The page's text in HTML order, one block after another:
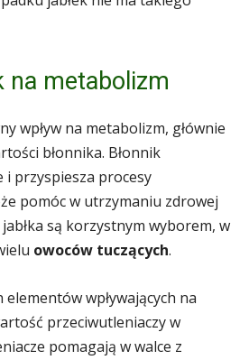
na metabolizm
wpływ na metabolizm, głównie
błonnika. Błonnik
przyspiesza procesy
pomóc w utrzymaniu zdrowej
są korzystnym wyborem, w
owoców tuczących.
elementów wpływających na
przeciwutleniaczy w
pomagają w walce z